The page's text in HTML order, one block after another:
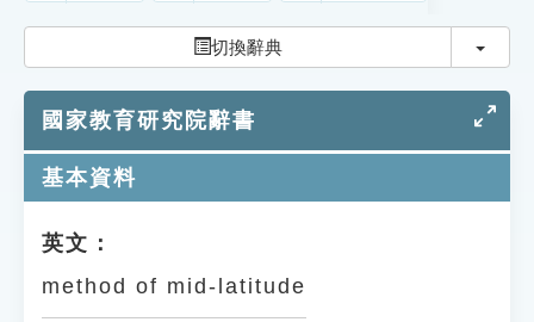
知識索引
單字索引
遊戲專區
切換辭典 切換
國家教育研究院辭書
基本資料
英文：
method of mid-latitude